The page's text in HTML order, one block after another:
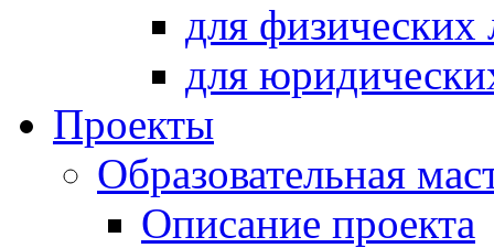
для физических
для
Проекты
Образовательная
Описание проекта